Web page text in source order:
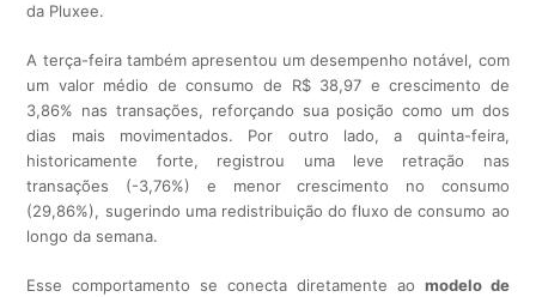
da Pluxee.
A terça-feira também apresentou um desempenho notável, com
um valor médio de consumo de R$ 38,97 e crescimento de
3,86% nas transações, reforçando sua posição como um dos
dias mais movimentados. Por outro lado, a quinta-feira,
historicamente forte, registrou uma leve retração nas
transações (-3,76%) e menor crescimento no consumo
(29,86%), sugerindo uma redistribuição do fluxo de consumo ao
longo da semana.
Esse comportamento se conecta diretamente ao modelo de